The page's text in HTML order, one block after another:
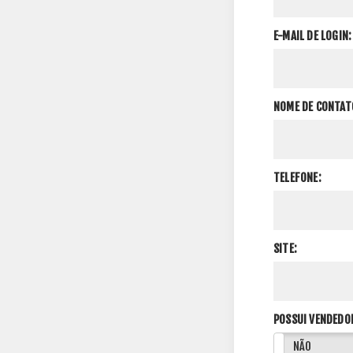
E-MAIL DE LOGIN:
NOME DE
TELEFONE:
SITE:
POSSUI
NÃO